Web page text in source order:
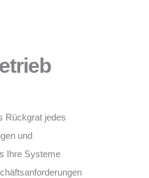
Rückgrat jedes
und
Ihre Systeme